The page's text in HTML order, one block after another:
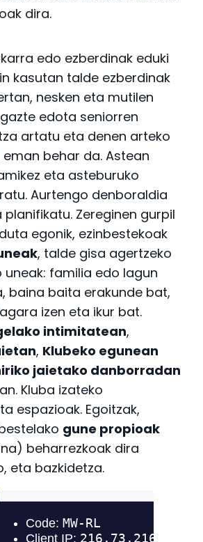
dira.
edo ezberdinak eduki
kasutan talde ezberdinak
nesken eta mutilen
edota seniorren
artatu eta denen arteko
eman behar da. Astean
eta asteburuko
Aurtengo denboraldia
Zereginen gurpil
egonik, ezinbestekoak
, talde gisa agertzeko
familia edo lagun
baina baita erakunde bat,
izen eta ikur bat.
intimitatean,
, Klubeko egunean
jaietako danborradan
Kluba izateko
espazioak. Egoitzak,
gune propioak
beharrezkoak dira
eta bazkidetza.